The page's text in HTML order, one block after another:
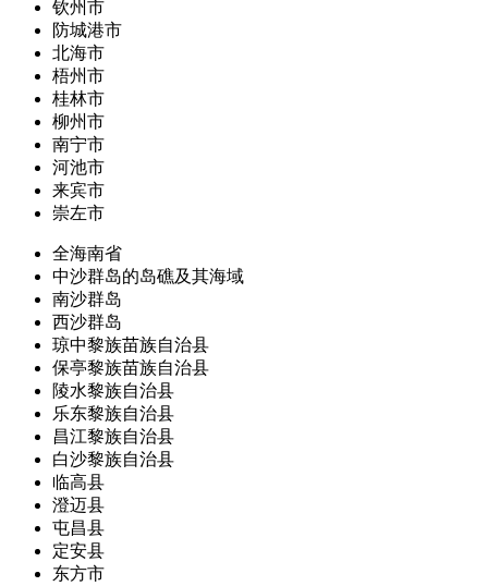
钦州市
防城港市
北海市
梧州市
桂林市
柳州市
南宁市
河池市
来宾市
崇左市
全海南省
中沙群岛的岛礁及其海域
南沙群岛
西沙群岛
琼中黎族苗族自治县
保亭黎族苗族自治县
陵水黎族自治县
乐东黎族自治县
昌江黎族自治县
白沙黎族自治县
临高县
澄迈县
屯昌县
定安县
东方市